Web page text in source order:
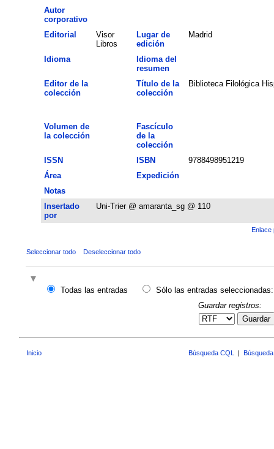
Autor
corporativo
Editorial
Visor
Libros
Lugar de
edición
Madrid
Idioma
Idioma del
resumen
Editor de la
colección
Título de la
colección
Biblioteca Filológica
Volumen de
la colección
Fascículo
de la
colección
ISSN
ISBN
9788498951219
Área
Expedición
Notas
Insertado
por
Uni-Trier @ amaranta_sg @ 110
Enlace
Seleccionar todo Deseleccionar todo
Todas las entradas
Sólo las entradas seleccionadas:
Guardar registros:
Guardar
Inicio Búsqueda CQL